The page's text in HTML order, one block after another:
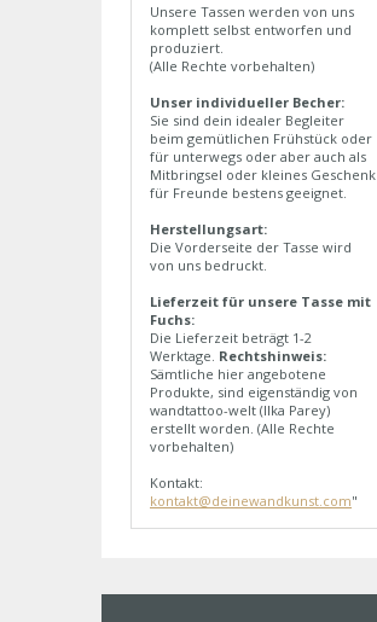
Unsere Tassen werden von uns
komplett selbst entworfen und
produziert.
(Alle Rechte vorbehalten)
Unser individueller Becher:
Sie sind dein idealer Begleiter
beim gemütlichen Frühstück oder
für unterwegs oder aber auch als
Mitbringsel oder kleines Geschenk
für Freunde bestens geeignet.
Herstellungsart:
Die Vorderseite der Tasse wird
von uns bedruckt.
Lieferzeit für unsere Tasse mit
Fuchs:
Die Lieferzeit beträgt 1-2
Werktage. Rechtshinweis:
Sämtliche hier angebotene
Produkte, sind eigenständig von
wandtattoo-welt (Ilka Parey)
erstellt worden. (Alle Rechte
vorbehalten)
Kontakt:
kontakt@deinewandkunst.com"